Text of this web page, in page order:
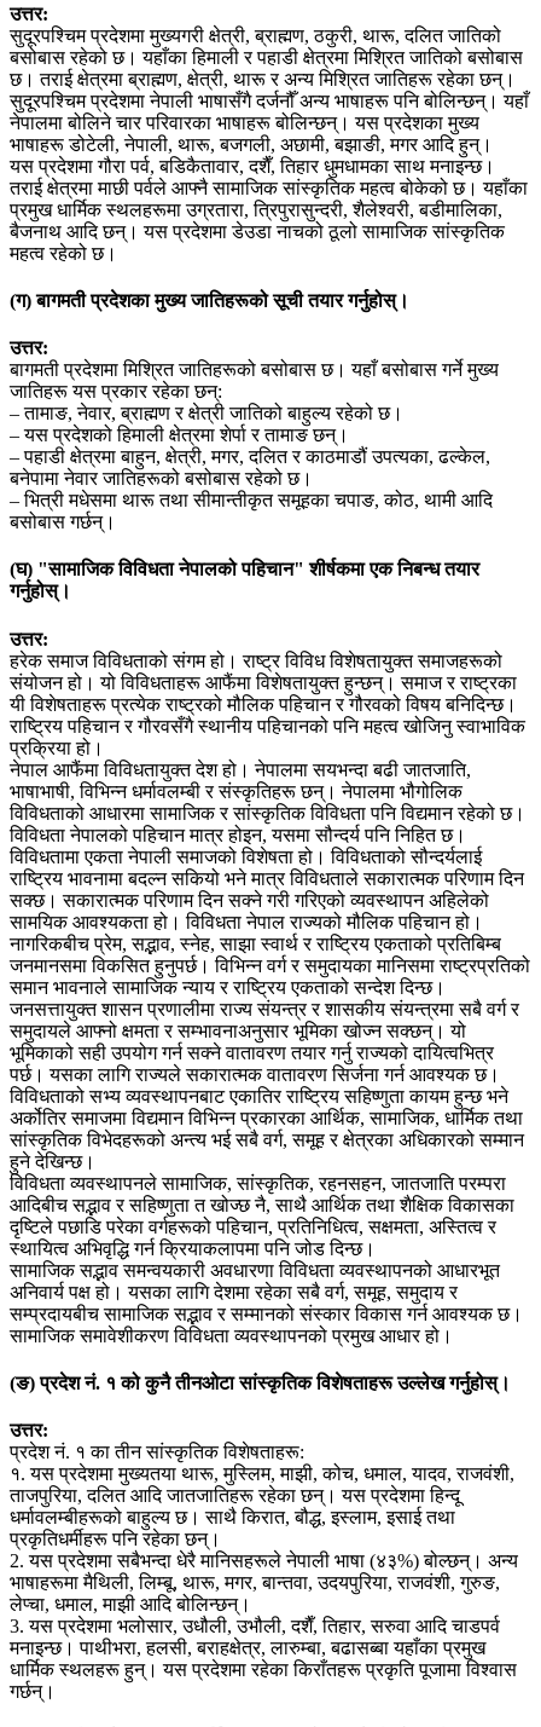
उत्तर:
सुदूरपश्चिम प्रदेशमा मुख्यगरी क्षेत्री, ब्राह्मण, ठकुरी, थारू, दलित जातिको
बसोबास रहेको छ। यहाँका हिमाली र पहाडी क्षेत्रमा मिश्रित जातिको बसोबास
छ। तराई क्षेत्रमा ब्राह्मण, क्षेत्री, थारू र अन्य मिश्रित जातिहरू रहेका छन्।
सुदूरपश्चिम प्रदेशमा नेपाली भाषासँगै दर्जनौँ अन्य भाषाहरू पनि बोलिन्छन्। यहाँ
नेपालमा बोलिने चार परिवारका भाषाहरू बोलिन्छन्। यस प्रदेशका मुख्य
भाषाहरू डोटेली, नेपाली, थारू, बजगली, अछामी, बझाङी, मगर आदि हुन्।
यस प्रदेशमा गौरा पर्व, बडिकैतावार, दशैँ, तिहार धुमधामका साथ मनाइन्छ।
तराई क्षेत्रमा माछी पर्वले आफ्नै सामाजिक सांस्कृतिक महत्व बोकेको छ। यहाँका
प्रमुख धार्मिक स्थलहरूमा उग्रतारा, त्रिपुरासुन्दरी, शैलेश्वरी, बडीमालिका,
बैजनाथ आदि छन्। यस प्रदेशमा डेउडा नाचको ठूलो सामाजिक सांस्कृतिक
महत्व रहेको छ।
(ग) बागमती प्रदेशका मुख्य जातिहरूको सूची तयार गर्नुहोस्।
उत्तर:
बागमती प्रदेशमा मिश्रित जातिहरूको बसोबास छ। यहाँ बसोबास गर्ने मुख्य
जातिहरू यस प्रकार रहेका छन्:
– तामाङ, नेवार, ब्राह्मण र क्षेत्री जातिको बाहुल्य रहेको छ।
– यस प्रदेशको हिमाली क्षेत्रमा शेर्पा र तामाङ छन्।
– पहाडी क्षेत्रमा बाहुन, क्षेत्री, मगर, दलित र काठमाडौं उपत्यका, ढल्केल,
बनेपामा नेवार जातिहरूको बसोबास रहेको छ।
– भित्री मधेसमा थारू तथा सीमान्तीकृत समूहका चपाङ, कोठ, थामी आदि
बसोबास गर्छन्।
(घ) "सामाजिक विविधता नेपालको पहिचान" शीर्षकमा एक निबन्ध तयार
गर्नुहोस्।
उत्तर:
हरेक समाज विविधताको संगम हो। राष्ट्र विविध विशेषतायुक्त समाजहरूको
संयोजन हो। यो विविधताहरू आफैंमा विशेषतायुक्त हुन्छन्। समाज र राष्ट्रका
यी विशेषताहरू प्रत्येक राष्ट्रको मौलिक पहिचान र गौरवको विषय बनिदिन्छ।
राष्ट्रिय पहिचान र गौरवसँगै स्थानीय पहिचानको पनि महत्व खोजिनु स्वाभाविक
प्रक्रिया हो।
नेपाल आफैंमा विविधतायुक्त देश हो। नेपालमा सयभन्दा बढी जातजाति,
भाषाभाषी, विभिन्न धर्मावलम्बी र संस्कृतिहरू छन्। नेपालमा भौगोलिक
विविधताको आधारमा सामाजिक र सांस्कृतिक विविधता पनि विद्यमान रहेको छ।
विविधता नेपालको पहिचान मात्र होइन, यसमा सौन्दर्य पनि निहित छ।
विविधतामा एकता नेपाली समाजको विशेषता हो। विविधताको सौन्दर्यलाई
राष्ट्रिय भावनामा बदल्न सकियो भने मात्र विविधताले सकारात्मक परिणाम दिन
सक्छ। सकारात्मक परिणाम दिन सक्ने गरी गरिएको व्यवस्थापन अहिलेको
सामयिक आवश्यकता हो। विविधता नेपाल राज्यको मौलिक पहिचान हो।
नागरिकबीच प्रेम, सद्भाव, स्नेह, साझा स्वार्थ र राष्ट्रिय एकताको प्रतिबिम्ब
जनमानसमा विकसित हुनुपर्छ। विभिन्न वर्ग र समुदायका मानिसमा राष्ट्रप्रतिको
समान भावनाले सामाजिक न्याय र राष्ट्रिय एकताको सन्देश दिन्छ।
जनसत्तायुक्त शासन प्रणालीमा राज्य संयन्त्र र शासकीय संयन्त्रमा सबै वर्ग र
समुदायले आफ्नो क्षमता र सम्भावनाअनुसार भूमिका खोज्न सक्छन्। यो
भूमिकाको सही उपयोग गर्न सक्ने वातावरण तयार गर्नु राज्यको दायित्वभित्र
पर्छ। यसका लागि राज्यले सकारात्मक वातावरण सिर्जना गर्न आवश्यक छ।
विविधताको सभ्य व्यवस्थापनबाट एकातिर राष्ट्रिय सहिष्णुता कायम हुन्छ भने
अर्कोतिर समाजमा विद्यमान विभिन्न प्रकारका आर्थिक, सामाजिक, धार्मिक तथा
सांस्कृतिक विभेदहरूको अन्त्य भई सबै वर्ग, समूह र क्षेत्रका अधिकारको सम्मान
हुने देखिन्छ।
विविधता व्यवस्थापनले सामाजिक, सांस्कृतिक, रहनसहन, जातजाति परम्परा
आदिबीच सद्भाव र सहिष्णुता त खोज्छ नै, साथै आर्थिक तथा शैक्षिक विकासका
दृष्टिले पछाडि परेका वर्गहरूको पहिचान, प्रतिनिधित्व, सक्षमता, अस्तित्व र
स्थायित्व अभिवृद्धि गर्न क्रियाकलापमा पनि जोड दिन्छ।
सामाजिक सद्भाव समन्वयकारी अवधारणा विविधता व्यवस्थापनको आधारभूत
अनिवार्य पक्ष हो। यसका लागि देशमा रहेका सबै वर्ग, समूह, समुदाय र
सम्प्रदायबीच सामाजिक सद्भाव र सम्मानको संस्कार विकास गर्न आवश्यक छ।
सामाजिक समावेशीकरण विविधता व्यवस्थापनको प्रमुख आधार हो।
(ङ) प्रदेश नं. १ को कुनै तीनओटा सांस्कृतिक विशेषताहरू उल्लेख गर्नुहोस्।
उत्तर:
प्रदेश नं. १ का तीन सांस्कृतिक विशेषताहरू:
१. यस प्रदेशमा मुख्यतया थारू, मुस्लिम, माझी, कोच, धमाल, यादव, राजवंशी,
ताजपुरिया, दलित आदि जातजातिहरू रहेका छन्। यस प्रदेशमा हिन्दू
धर्मावलम्बीहरूको बाहुल्य छ। साथै किरात, बौद्ध, इस्लाम, इसाई तथा
प्रकृतिधर्मीहरू पनि रहेका छन्।
2. यस प्रदेशमा सबैभन्दा धेरै मानिसहरूले नेपाली भाषा (४३%) बोल्छन्। अन्य
भाषाहरूमा मैथिली, लिम्बू, थारू, मगर, बान्तवा, उदयपुरिया, राजवंशी, गुरुङ,
लेप्चा, धमाल, माझी आदि बोलिन्छन्।
3. यस प्रदेशमा भलोसार, उधौली, उभौली, दशैँ, तिहार, सरुवा आदि चाडपर्व
मनाइन्छ। पाथीभरा, हलसी, बराहक्षेत्र, लारुम्बा, बढासब्बा यहाँका प्रमुख
धार्मिक स्थलहरू हुन्। यस प्रदेशमा रहेका किराँतहरू प्रकृति पूजामा विश्वास
गर्छन्।